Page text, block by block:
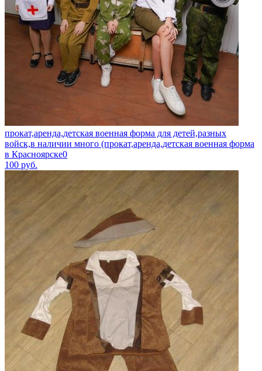
прокат,аренда,детская военная форма для детей,разных
войск,в наличии много (прокат,аренда,детская военная форма
в Красноярске0
100 руб.